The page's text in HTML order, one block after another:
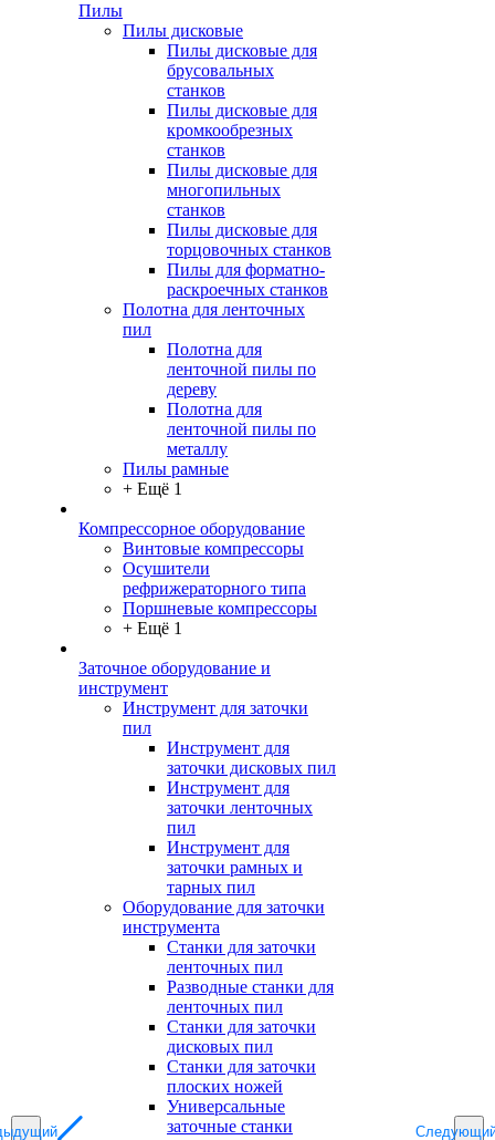
Пилы
Пилы дисковые
Пилы дисковые для
брусовальных
станков
Пилы дисковые для
кромкообрезных
станков
Пилы дисковые для
многопильных
станков
Пилы дисковые для
торцовочных станков
Пилы для форматно-
раскроечных станков
Полотна для ленточных
пил
Полотна для
ленточной пилы по
дереву
Полотна для
ленточной пилы по
металлу
Пилы рамные
+ Ещё 1
Компрессорное оборудование
Винтовые компрессоры
Осушители
рефрижераторного типа
Поршневые компрессоры
+ Ещё 1
Заточное оборудование и
инструмент
Инструмент для заточки
пил
Инструмент для
заточки дисковых пил
Инструмент для
заточки ленточных
пил
Инструмент для
заточки рамных и
тарных пил
Оборудование для заточки
инструмента
Станки для заточки
ленточных пил
Разводные станки для
ленточных пил
Станки для заточки
дисковых пил
Станки для заточки
плоских ножей
Универсальные
заточные станки